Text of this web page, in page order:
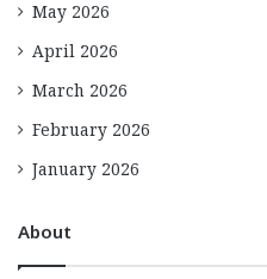
May 2026
April 2026
March 2026
February 2026
January 2026
About